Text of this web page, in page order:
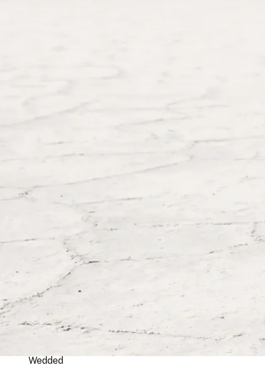
Pareja celebrando su boda en España —
calculadora de presupuesto de boda gratis de
Wedded